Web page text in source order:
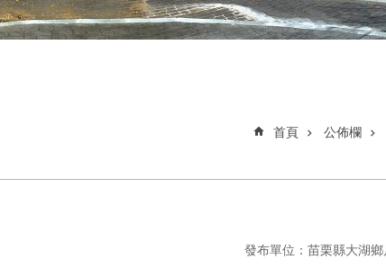
首頁 公佈欄
發布單位：苗栗縣大湖